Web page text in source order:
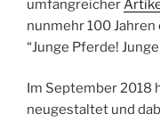
umfangreicher
nunmehr 100
“Junge Pferde!
Im September 2018
neugestaltet und